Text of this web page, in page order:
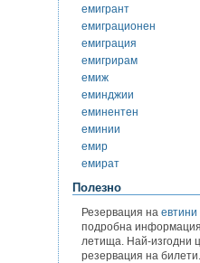
емигрант
емиграционен
емиграция
емигрирам
емиж
еминджии
еминентен
еминии
емир
емират
Полезно
Резервация на
подробна
летища. Най-изгодни
резервация на билети.